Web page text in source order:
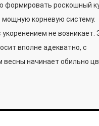
формировать роскошный
корневую систему.
не возникает.
вполне адекватно, с
весны начинает обильно